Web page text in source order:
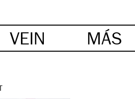
VEIN MÁS